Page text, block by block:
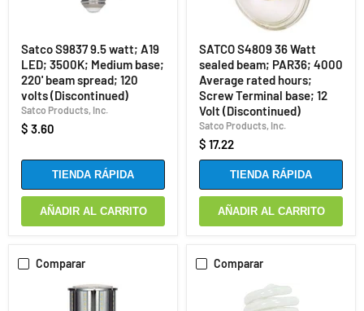
Satco S9837 9.5 watt; A19
LED; 3500K; Medium base;
220' beam spread; 120
volts (Discontinued)
Satco Products, Inc.
$ 3.60
TIENDA RÁPIDA
AÑADIR AL CARRITO
SATCO S4809 36 Watt
sealed beam; PAR36; 4000
Average rated hours;
Screw Terminal base; 12
Volt (Discontinued)
Satco Products, Inc.
$ 17.22
TIENDA RÁPIDA
AÑADIR AL CARRITO
Comparar Comparar